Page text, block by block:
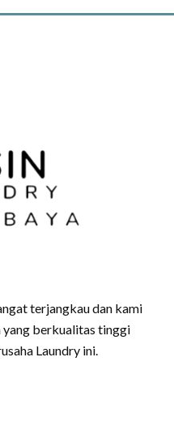
terjangkau dan kami
yang berkualitas tinggi
Laundry ini.